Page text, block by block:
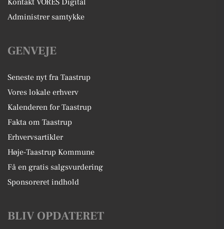
Administrer samtykke
GENVEJE
Seneste nyt fra Taastrup
Vores lokale erhverv
Kalenderen for Taastrup
Fakta om Taastrup
Erhvervsartikler
Høje-Taastrup Kommune
Få en gratis salgsvurdering
Sponsoreret indhold
BLIV OPDATERET